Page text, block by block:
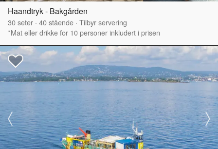
Haandtryk - Bakgården
30seter · 40stående · Tilbyr servering
*Mat eller drikke for 10 personer inkludert i prisen